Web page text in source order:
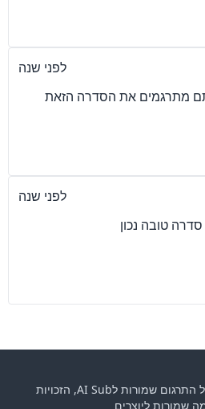
לפני שנה
מתרגמים את הסדרה הזאת
לפני שנה
טובה נכון
AI Sub 2026 - הזכויות על התרגום שמורות לAI Sub, הזכויות
שמורות ליוצרים